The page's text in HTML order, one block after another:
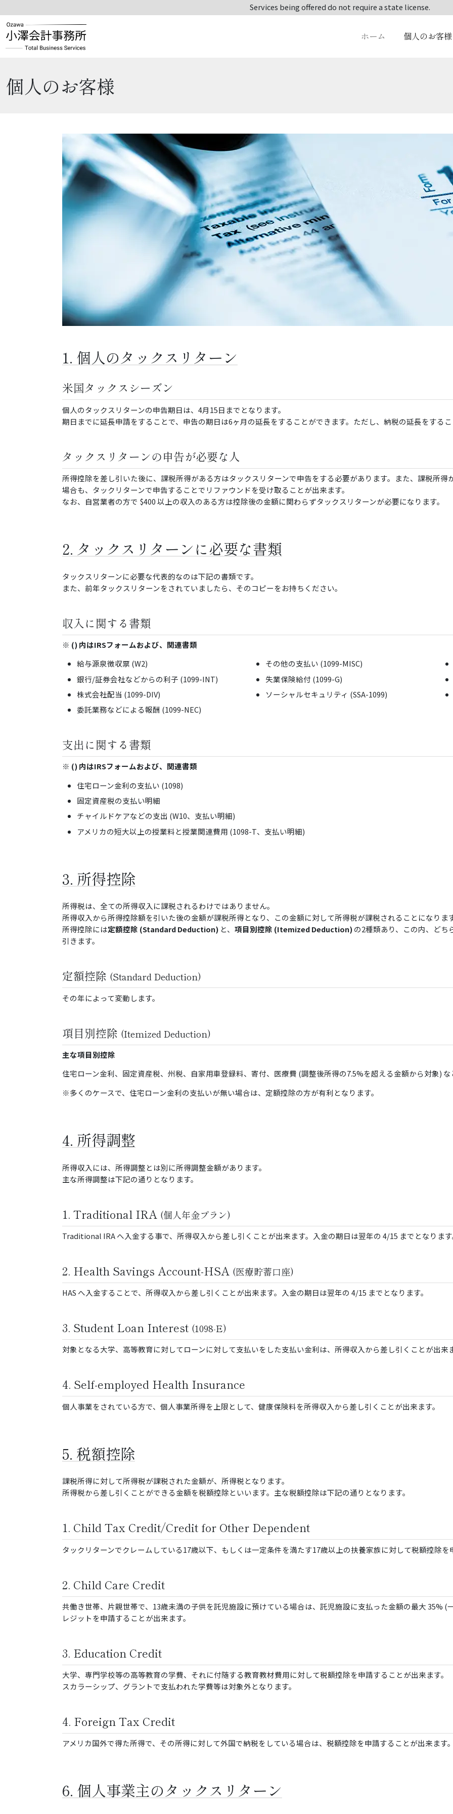
Services being offered do not require a state license.
ホーム 個人のお客様
個人のお客様
1. 個人のタックスリターン
米国タックスシーズン
個人のタックスリターンの申告期日は、4月15日までとなります。
期日までに延長申請をすることで、申告の期日は6ヶ月の延長をすることができます。ただし、納税の延長をするこ
タックスリターンの申告が必要な人
所得控除を差し引いた後に、課税所得がある方はタックスリターンで申告をする必要があります。また、課税所得
場合も、タックリターンで申告することでリファウンドを受け取ることが出来ます。
なお、自営業者の方で $400 以上の収入のある方は控除後の金額に関わらずタックスリターンが必要になります。
2. タックスリターンに必要な書類
タックスリターンに必要な代表的なのは下記の書類です。
また、前年タックスリターンをされていましたら、そのコピーをお持ちください。
収入に関する書類
※ () 内はIRSフォームおよび、関連書類
給与源泉徴収票 (W2)
銀行/証券会社などからの利子 (1099-INT)
株式会社配当 (1099-DIV)
委託業務などによる報酬 (1099-NEC)
その他の支払い (1099-MISC)
失業保険給付 (1099-G)
ソーシャルセキュリティ (SSA-1099)
支出に関する書類
※ () 内はIRSフォームおよび、関連書類
住宅ローン金利の支払い (1098)
固定資産税の支払い明細
チャイルドケアなどの支出 (W10、支払い明細)
アメリカの短大以上の授業料と授業関連費用 (1098-T、支払い明細)
3. 所得控除
所得税は、全ての所得収入に課税されるわけではありません。
所得収入から所得控除額を引いた後の金額が課税所得となり、この金額に対して所得税が課税されることになります
所得控除には定額控除 (Standard Deduction)と、 項目別控除 (Itemized Deduction)の2種類あり、この内、どち
引きます。
定額控除 (Standard Deduction)
その年によって変動します。
項目別控除 (Itemized Deduction)
主な項目別控除
住宅ローン金利、固定資産税、州税、自家用車登録料、寄付、医療費 (調整後所得の7.5%を超える金額から対象) な
※多くのケースで、住宅ローン金利の支払いが無い場合は、定額控除の方が有利となります。
4. 所得調整
所得収入には、所得調整とは別に所得調整金額があります。
主な所得調整は下記の通りとなります。
1. Traditional IRA (個人年金プラン)
Traditional IRA へ入金する事で、所得収入から差し引くことが出来ます。入金の期日は翌年の 4/15 までとなります
2. Health Savings Account-HSA (医療貯蓄口座)
HAS へ入金することで、所得収入から差し引くことが出来ます。入金の期日は翌年の 4/15 までとなります。
3. Student Loan Interest (1098-E)
対象となる大学、高等教育に対してローンに対して支払いをした支払い金利は、所得収入から差し引くことが出来ま
4. Self-employed Health Insurance
個人事業をされている方で、個人事業所得を上限として、健康保険料を所得収入から差し引くことが出来ます。
5. 税額控除
課税所得に対して所得税が課税された金額が、所得税となります。
所得税から差し引くことができる金額を税額控除といいます。主な税額控除は下記の通りとなります。
1. Child Tax Credit/Credit for Other Dependent
タックリターンでクレームしている17歳以下、もしくは一定条件を満たす17歳以上の扶養家族に対して税額控除を
2. Child Care Credit
共働き世帯、片親世帯で、13歳未満の子供を託児施設に預けている場合は、託児施設に支払った金額の最大 35% (
レジットを申請することが出来ます。
3. Education Credit
大学、専門学校等の高等教育の学費、それに付随する教育教材費用に対して税額控除を申請することが出来ます。
スカラーシップ、グラントで支払われた学費等は対象外となります。
4. Foreign Tax Credit
アメリカ国外で得た所得で、その所得に対して外国で納税をしている場合は、税額控除を申請することが出来ます。
6. 個人事業主のタックスリターン